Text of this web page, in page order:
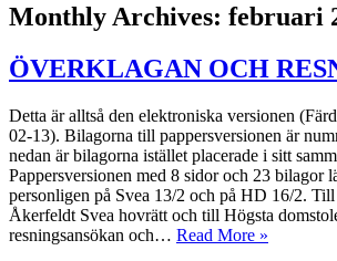
Monthly Archives: februari
ÖVERKLAGAN OCH
Detta är alltså den elektroniska versionen
02-13). Bilagorna till pappersversionen är
nedan är bilagorna istället placerade i sitt
Pappersversionen med 8 sidor och 23 bilagor
personligen på Svea 13/2 och på HD 16/2.
Åkerfeldt Svea hovrätt och till Högsta
resningsansökan och… Read More »